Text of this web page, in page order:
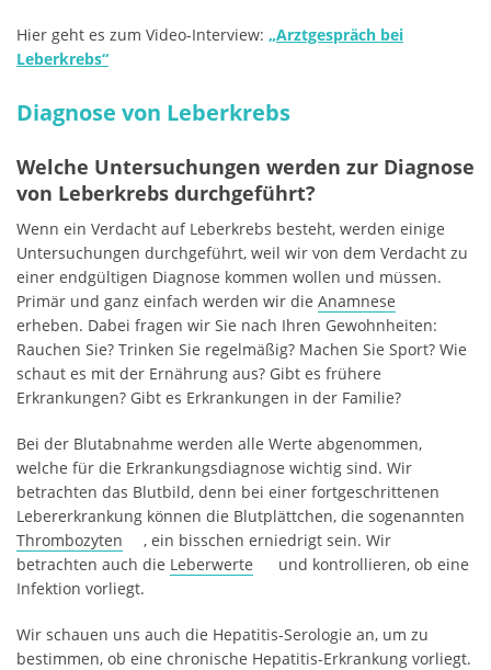
Hier geht es zum Video-Interview: „Arztgespräch bei
Leberkrebs“
Diagnose von Leberkrebs
Welche Untersuchungen werden zur Diagnose
von Leberkrebs durchgeführt?
Wenn ein Verdacht auf Leberkrebs besteht, werden einige
Untersuchungen durchgeführt, weil wir von dem Verdacht zu
einer endgültigen Diagnose kommen wollen und müssen.
Primär und ganz einfach werden wir die Anamnese
erheben. Dabei fragen wir Sie nach Ihren Gewohnheiten:
Rauchen Sie? Trinken Sie regelmäßig? Machen Sie Sport? Wie
schaut es mit der Ernährung aus? Gibt es frühere
Erkrankungen? Gibt es Erkrankungen in der Familie?
Bei der Blutabnahme werden alle Werte abgenommen,
welche für die Erkrankungsdiagnose wichtig sind. Wir
betrachten das Blutbild, denn bei einer fortgeschrittenen
Lebererkrankung können die Blutplättchen, die sogenannten
Thrombozyten
, ein bisschen erniedrigt sein. Wir
betrachten auch die Leberwerte
und kontrollieren, ob eine
Infektion vorliegt.
Wir schauen uns auch die Hepatitis-Serologie an, um zu
bestimmen, ob eine chronische Hepatitis-Erkrankung vorliegt.